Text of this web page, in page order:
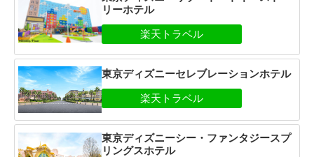
リーホテル
東京ディズニーセレブレーションホテル
東京ディズニーシー・ファンタジースプ
リングスホテル